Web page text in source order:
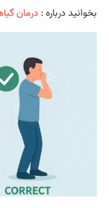
درباره :درمان گیاهی